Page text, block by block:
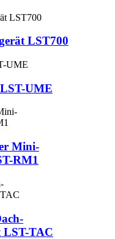
LST700
UME
Mini-
RM1
LST-TAC